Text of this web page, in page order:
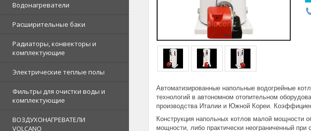
Водонагреватели
Расширительные баки
Радиаторы, конвекторы и
комплектующие
Электрические теплые полы
Фильтры для очистки воды и
комплектующие
ВОЗДУХОНАГРЕВАТЕЛИ
VOLCANO
Автоматизированные напольные водогрейные
технологий в автономном отопительном
производства Италии и Южной Кореи.
Конструкция напольных котлов малой мощности
мощности, либо практически неограниченный при